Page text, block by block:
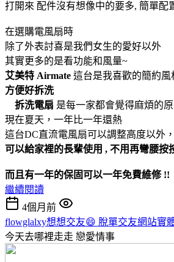
打開來 配件沒有想像中的要多, 簡單配
在選購電風扇時
除了外表討喜是我們女生的愛好以外
其實更多的是看功能和風量~
艾美特 Airmate 這台是我喜歡的簡約
方便好拆洗
拆洗電扇 是每一家都會覺得麻煩的
現在夏天，一年比一年還熱
這台DC直流電風扇可以調整高度以外
可以給家裡的長輩使用 , 不用再彎腰按
而且有一年的保固可以一年免費維修 !!
繼續閱讀
4個月前
flowglalxy想想交友😄 脫單交友網站實
今天去哪裡走走 戀愛情事